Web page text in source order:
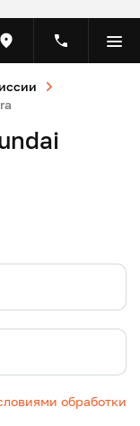
обработки